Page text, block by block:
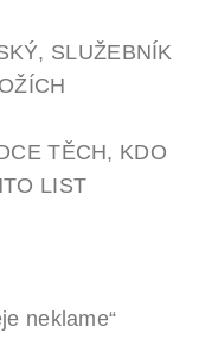
SLUŽEBNÍK
TĚCH, KDO
LIST
neklame“